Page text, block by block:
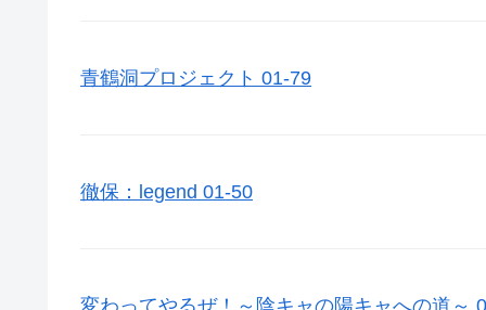
青鶴洞プロジェクト 01-79
徹保：legend 01-50
変わってやるぜ！～陰キャの陽キャへの道～